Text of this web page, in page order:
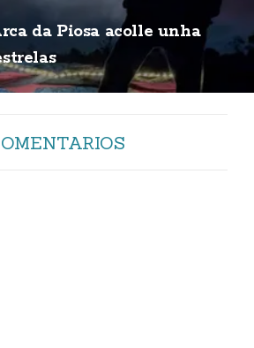
da Piosa acolle unha